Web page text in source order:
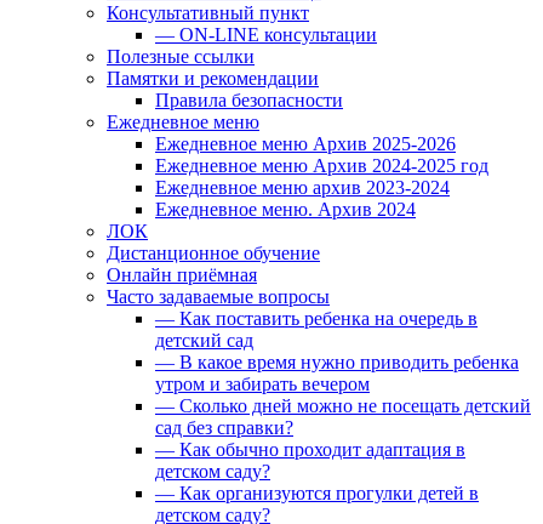
Консультативный пункт
— ON-LINE консультации
Полезные ссылки
Памятки и рекомендации
Правила безопасности
Ежедневное меню
Ежедневное меню Архив 2025-2026
Ежедневное меню Архив 2024-2025 год
Ежедневное меню архив 2023-2024
Ежедневное меню. Архив 2024
ЛОК
Дистанционное обучение
Онлайн приёмная
Часто задаваемые вопросы
— Как поставить ребенка на очередь в
детский сад
— В какое время нужно приводить ребенка
утром и забирать вечером
— Сколько дней можно не посещать детский
сад без справки?
— Как обычно проходит адаптация в
детском саду?
— Как организуются прогулки детей в
детском саду?